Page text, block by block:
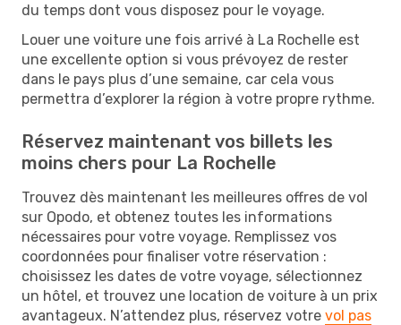
du temps dont vous disposez pour le voyage.
Louer une voiture une fois arrivé à La Rochelle est
une excellente option si vous prévoyez de rester
dans le pays plus d’une semaine, car cela vous
permettra d’explorer la région à votre propre rythme.
Réservez maintenant vos billets les
moins chers pour La Rochelle
Trouvez dès maintenant les meilleures offres de vol
sur Opodo, et obtenez toutes les informations
nécessaires pour votre voyage. Remplissez vos
coordonnées pour finaliser votre réservation :
choisissez les dates de votre voyage, sélectionnez
un hôtel, et trouvez une location de voiture à un prix
avantageux. N’attendez plus, réservez votre vol pas